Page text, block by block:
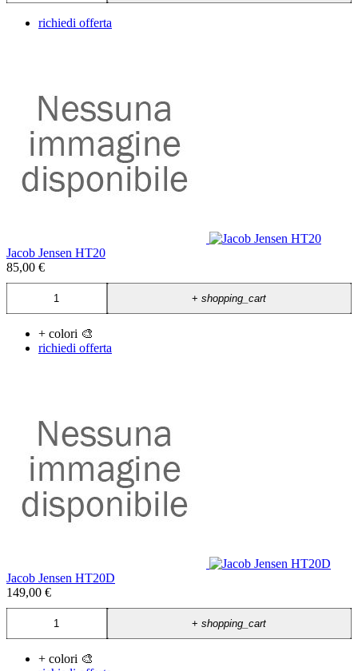
richiedi offerta
Jacob Jensen HT20
85,00 €
+shopping_cart
+ colori 🎨
richiedi offerta
Jacob Jensen HT20D
149,00 €
+shopping_cart
+ colori 🎨